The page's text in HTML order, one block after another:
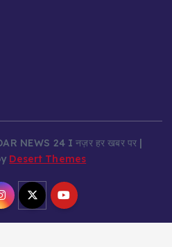
NEWS 24 I नज़र हर खबर पर |
Desert Themes